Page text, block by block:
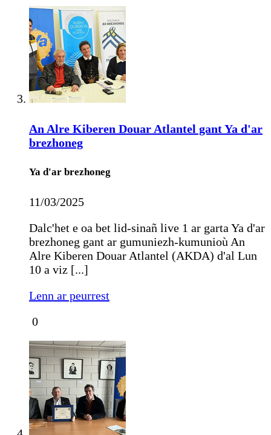
An Alre Kiberen Douar Atlantel gant Ya d'ar
brezhoneg
Ya d'ar brezhoneg
11/03/2025
Dalc'het e oa bet lid-sinañ live 1 ar garta Ya d'ar
brezhoneg gant ar gumuniezh-kumunioù An
Alre Kiberen Douar Atlantel (AKDA) d'al Lun
10 a viz [...]
Lenn ar peurrest
0